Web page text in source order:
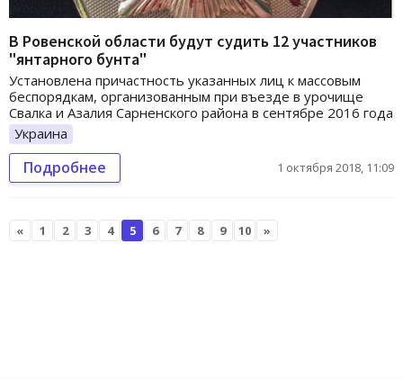
В Ровенской области будут судить 12 участников
"янтарного бунта"
Установлена причастность указанных лиц к массовым
беспорядкам, организованным при въезде в урочище
Свалка и Азалия Сарненского района в сентябре 2016 года
Украина
Подробнее 1 октября 2018, 11:09
« 1 2 3 4 5 6 7 8 9 10 »